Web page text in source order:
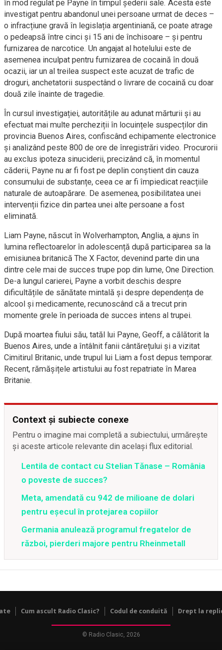
în mod regulat pe Payne în timpul șederii sale. Acesta este
investigat pentru abandonul unei persoane urmat de deces –
o infracțiune gravă în legislația argentiniană, ce poate atrage
o pedeapsă între cinci și 15 ani de închisoare – și pentru
furnizarea de narcotice. Un angajat al hotelului este de
asemenea inculpat pentru furnizarea de cocaină în două
ocazii, iar un al treilea suspect este acuzat de trafic de
droguri, anchetatorii suspectând o livrare de cocaină cu doar
două zile înainte de tragedie.
În cursul investigației, autoritățile au adunat mărturii și au
efectuat mai multe percheziții în locuințele suspecților din
provincia Buenos Aires, confiscând echipamente electronice
și analizând peste 800 de ore de înregistrări video. Procurorii
au exclus ipoteza sinuciderii, precizând că, în momentul
căderii, Payne nu ar fi fost pe deplin conștient din cauza
consumului de substanțe, ceea ce ar fi împiedicat reacțiile
naturale de autoapărare. De asemenea, posibilitatea unei
intervenții fizice din partea unei alte persoane a fost
eliminată.
Liam Payne, născut în Wolverhampton, Anglia, a ajuns în
lumina reflectoarelor în adolescență după participarea sa la
emisiunea britanică The X Factor, devenind parte din una
dintre cele mai de succes trupe pop din lume, One Direction.
De-a lungul carierei, Payne a vorbit deschis despre
dificultățile de sănătate mintală și despre dependența de
alcool și medicamente, recunoscând că a trecut prin
momente grele în perioada de succes intens al trupei.
După moartea fiului său, tatăl lui Payne, Geoff, a călătorit la
Buenos Aires, unde a întâlnit fanii cântărețului și a vizitat
Cimitirul Britanic, unde trupul lui Liam a fost depus temporar.
Recent, rămășițele artistului au fost repatriate în Marea
Britanie.
Context și subiecte conexe
Pentru o imagine mai completă a subiectului, urmărește
și aceste articole relevante din același flux editorial.
Lentila de contact cu Stelian Tănase – România
o poveste de succes?
Meta, amendată cu 942 de milioane de dolari
pentru eșecul în protejarea copiilor
Germania anulează programul fregatelor de
război, pierderi majore pentru Rheinmetall
Cum ascult Radio Clasic? Codul de conduită Drept la
© Radio Clasic, 2026